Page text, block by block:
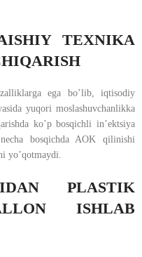
TEXNIKA
ega bo’lib, iqtisodiy
yuqori moslashuvchanlikka
ko’p bosqichli in’ektsiya
bosqichda AOK qilinishi
yo’qotmaydi.
PLASTIK
ISHLAB